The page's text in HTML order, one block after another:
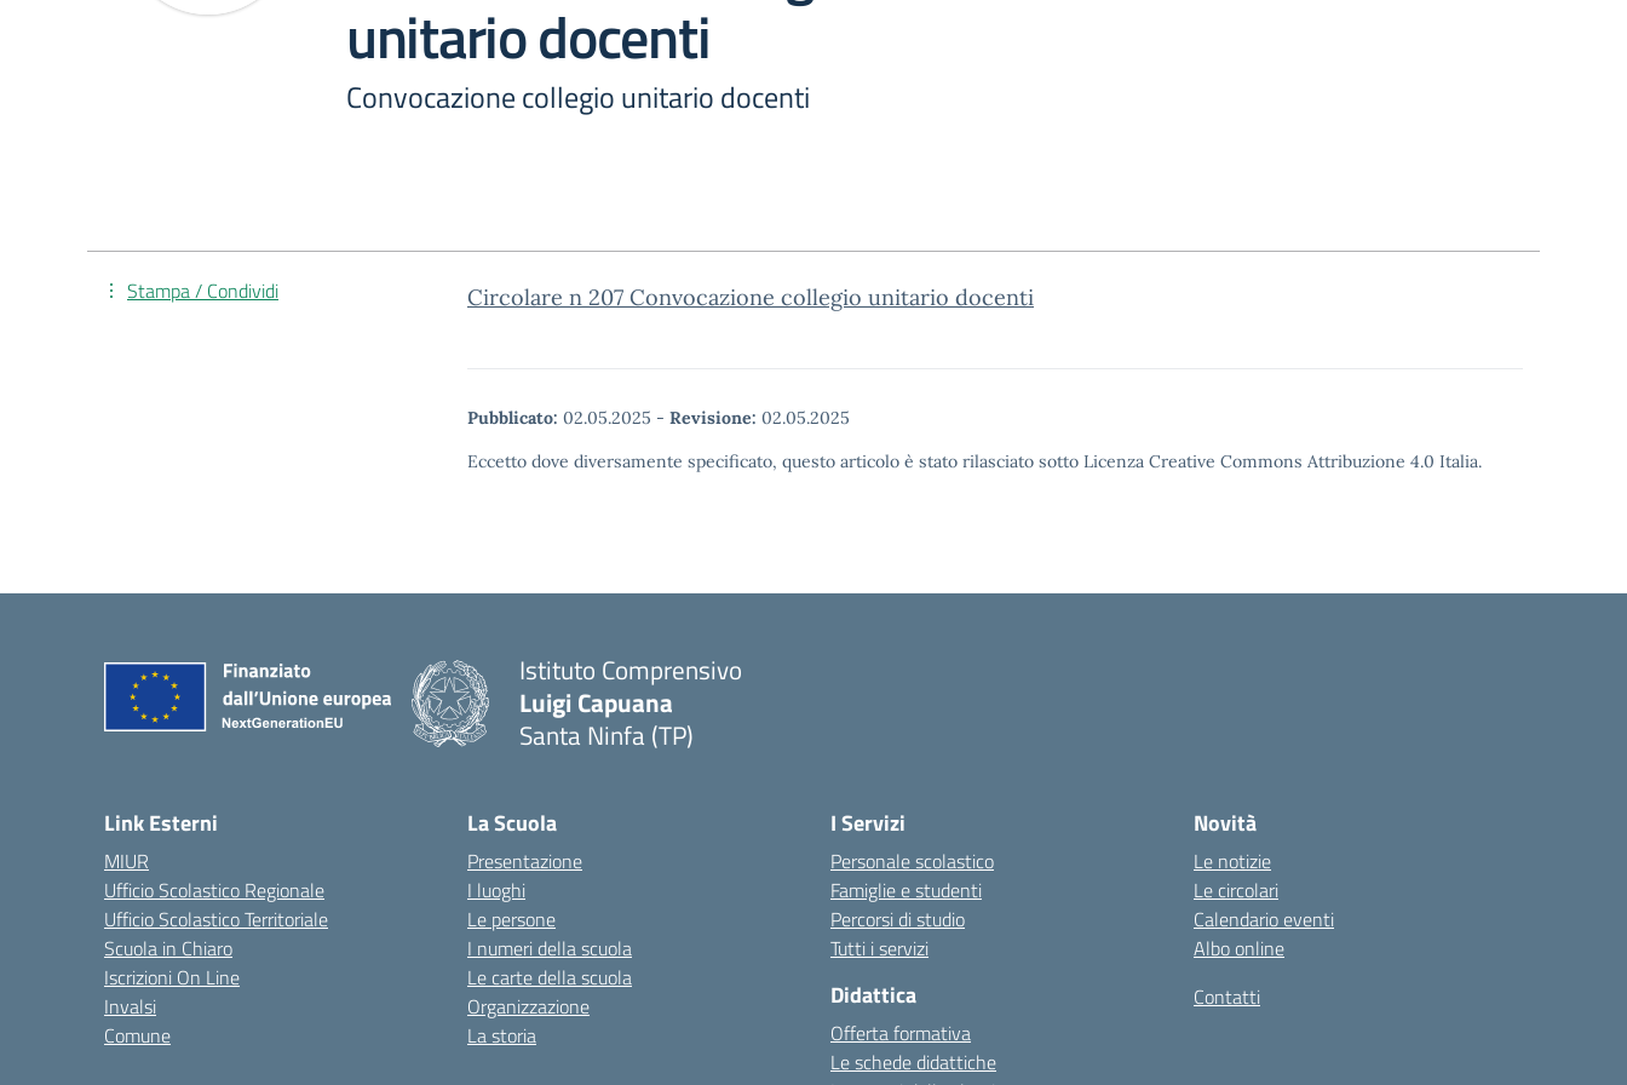
unitario docenti
Convocazione collegio unitario docenti
Circolare n 207 Convocazione collegio unitario docenti
Pubblicato: 02.05.2025 - Revisione: 02.05.2025
Eccetto dove diversamente specificato, questo articolo è stato rilasciato sotto Licenza Creative Commons Attribuzione 4.0 Italia.
Stampa / Condividi
Istituto Comprensivo
Luigi Capuana
Santa Ninfa (TP)
Link Esterni
MIUR
Ufficio Scolastico Regionale
Ufficio Scolastico Territoriale
Scuola in Chiaro
Iscrizioni On Line
Invalsi
Comune
La Scuola
Presentazione
I luoghi
Le persone
I numeri della scuola
Le carte della scuola
Organizzazione
La storia
I Servizi
Personale scolastico
Famiglie e studenti
Percorsi di studio
Tutti i servizi
Didattica
Offerta formativa
Le schede didattiche
Novità
Le notizie
Le circolari
Calendario eventi
Albo online
Contatti